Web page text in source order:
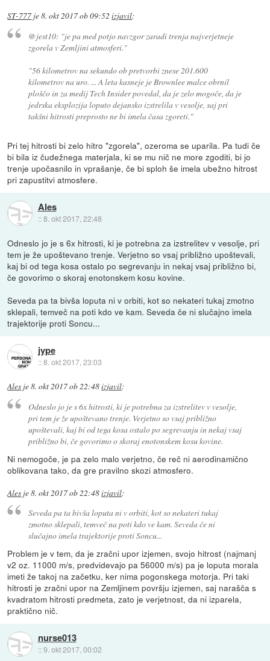
ST-777 je8. okt 2017 ob 09:52 izjavil:
@jest10: "je pa med potjo navzgor zaradi trenja najverjetneje
zgorela v Zemljini atmosferi."
"56 kilometrov na sekundo ob pretvorbi znese 201.600
kilometrov na uro. ... A leta kasneje je Brownlee malce obrnil
ploščo in za medij Tech Insider povedal, da je zelo mogoče, da je
jedrska eksplozija loputo dejansko izstrelila v vesolje, saj pri
takšni hitrosti preprosto ne bi imela časa zgoreti."
Pri tej hitrosti bi zelo hitro "zgorela", ozeroma se uparila. Pa tudi če
bi bila iz čudežnega materjala, ki se mu nič ne more zgoditi, bi jo
trenje upočasnilo in vprašanje, če bi sploh še imela ubežno hitrost
pri zapustitvi atmosfere.
Ales
::8. okt 2017, 22:48
Odneslo jo je s 6x hitrosti, ki je potrebna za izstrelitev v vesolje, pri
tem je že upoštevano trenje. Verjetno so vsaj približno upoštevali,
kaj bi od tega kosa ostalo po segrevanju in nekaj vsaj približno bi,
če govorimo o skoraj enotonskem kosu kovine.
Seveda pa ta bivša loputa ni v orbiti, kot so nekateri tukaj zmotno
sklepali, temveč na poti kdo ve kam. Seveda če ni slučajno imela
trajektorije proti Soncu...
jype
::8. okt 2017, 23:03
Ales je8. okt 2017 ob 22:48izjavil:
Odneslo jo je s 6x hitrosti, ki je potrebna za izstrelitev v vesolje,
pri tem je že upoštevano trenje. Verjetno so vsaj približno
upoštevali, kaj bi od tega kosa ostalo po segrevanju in nekaj vsaj
približno bi, če govorimo o skoraj enotonskem kosu kovine.
Ni nemogoče, je pa zelo malo verjetno, če reč ni aerodinamično
oblikovana tako, da gre pravilno skozi atmosfero.
Ales je8. okt 2017 ob 22:48izjavil:
Seveda pa ta bivša loputa ni v orbiti, kot so nekateri tukaj
zmotno sklepali, temveč na poti kdo ve kam. Seveda če ni
slučajno imela trajektorije proti Soncu...
Problem je v tem, da je zračni upor izjemen, svojo hitrost (najmanj
v2 oz. 11000 m/s, predvidevajo pa 56000 m/s) pa je loputa morala
imeti že takoj na začetku, ker nima pogonskega motorja. Pri taki
hitrosti je zračni upor na Zemljinem površju izjemen, saj narašča s
kvadratom hitrosti predmeta, zato je verjetnost, da ni izparela,
praktično nič.
nurse013
::9. okt 2017, 00:02